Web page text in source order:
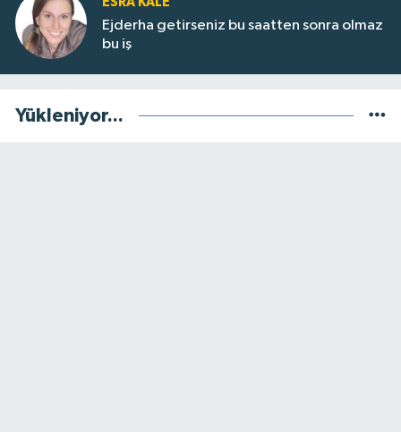
Ejderha getirseniz bu saatten sonra olmaz
bu iş
Yükleniyor...